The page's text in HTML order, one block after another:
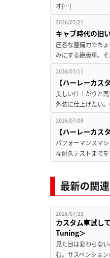
オ[…]
2026/07/21
キャブ時代の旧
圧巻な整備力でち
みにする絶版車。
2026/07/11
【ハーレーカス
美しい仕上がりと
外装に仕上げたい
2026/07/08
【ハーレーカ
パフォーマンスマ
な耐久テストまで
最新の関
2026/07/23
カスタム車試し
Tuning＞
見た目は変わらな
む。サスペンショ